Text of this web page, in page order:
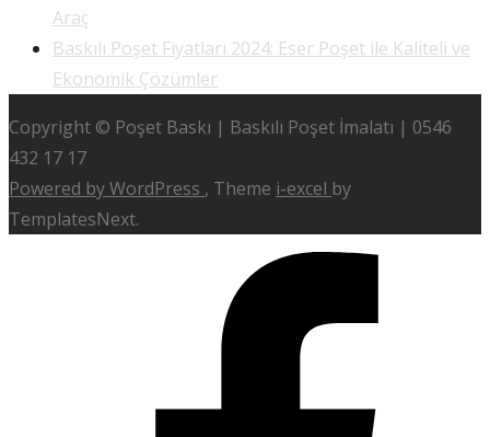
Araç
Baskılı Poşet Fiyatları 2024: Eser Poşet ile Kaliteli ve
Ekonomik Çözümler
Copyright © Poşet Baskı | Baskılı Poşet İmalatı | 0546
432 17 17
Powered by WordPress , Theme i-excel by
TemplatesNext.